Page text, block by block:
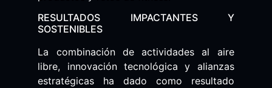
RESULTADOS IMPACTANTES Y
SOSTENIBLES
La combinación de actividades al aire
libre, innovación tecnológica y alianzas
estratégicas ha dado como resultado